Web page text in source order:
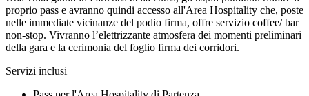
proprio pass e avranno quindi accesso all'Area Hospitality che, poste
nelle immediate vicinanze del podio firma, offre servizio coffee/ bar
non-stop. Vivranno l’elettrizzante atmosfera dei momenti preliminari
della gara e la cerimonia del foglio firma dei corridori.
Servizi inclusi